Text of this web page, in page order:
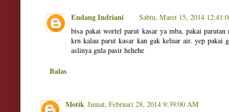
Endang Indriani
Sabtu, Maret 15, 2014
bisa pakai wortel parut kasar ya mba, pakai
krn kalau parut kasar kan gak keluar air. yep pakai
aslinya gula pasir hehehe
Balas
Motik Jumat, Februari 28, 2014 9:39:00 AM